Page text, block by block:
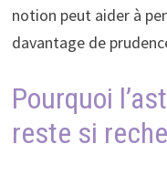
notion peut aider à
davantage de
Pourquoi
reste si